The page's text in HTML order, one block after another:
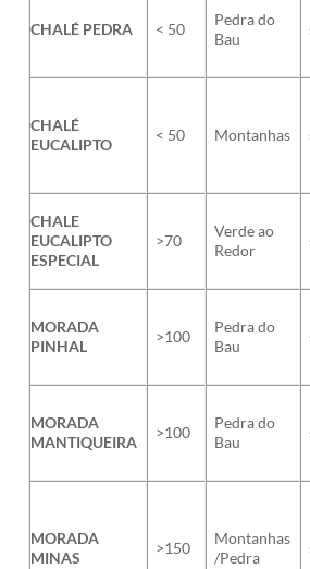
CHALÉ PEDRA < 50
Pedra do
Bau
CHALÉ
EUCALIPTO
< 50 Montanhas
CHALE
EUCALIPTO
ESPECIAL
>70
Verde ao
Redor
MORADA
PINHAL
>100
Pedra do
Bau
MORADA
MANTIQUEIRA
>100
Pedra do
Bau
MORADA
MINAS
>150
Montanhas
/Pedra